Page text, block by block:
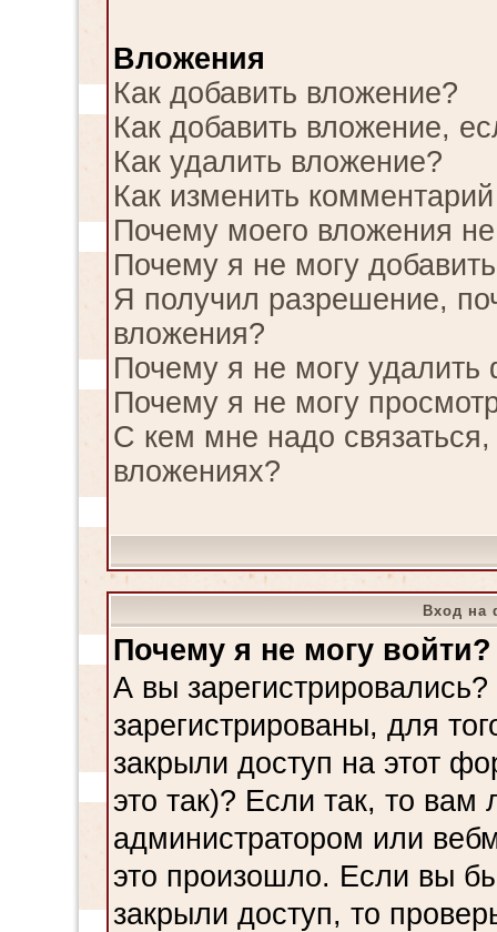
Вложения
Как добавить вложение?
Как добавить вложение,
Как удалить вложение?
Как изменить
Почему моего вложения
Почему я не могу
Я получил разрешение,
вложения?
Почему я не могу
Почему я не могу
С кем мне надо
вложениях?
Вход на
Почему я не могу войти?
А вы
зарегистрированы, для
закрыли доступ на этот
это так)? Если так, то вам
администратором или
это произошло. Если вы
закрыли доступ, то